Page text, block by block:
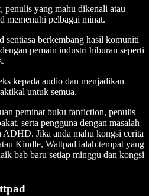
penulis yang mahu dikenali atau
memenuhi pelbagai minat.
sentiasa berkembang hasil komuniti
pemain industri hiburan seperti
kepada audio dan menjadikan
untuk semua.
peminat buku fanfiction, penulis
serta pengguna dengan masalah
ADHD. Jika anda mahu kongsi cerita
Kindle, Wattpad ialah tempat yang
bab baru setiap minggu dan kongsi